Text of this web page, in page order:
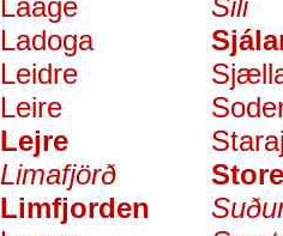
Laage
Ladoga
Leidre
Leire
Lejre
Limafjörð
Limfjorden
Sili